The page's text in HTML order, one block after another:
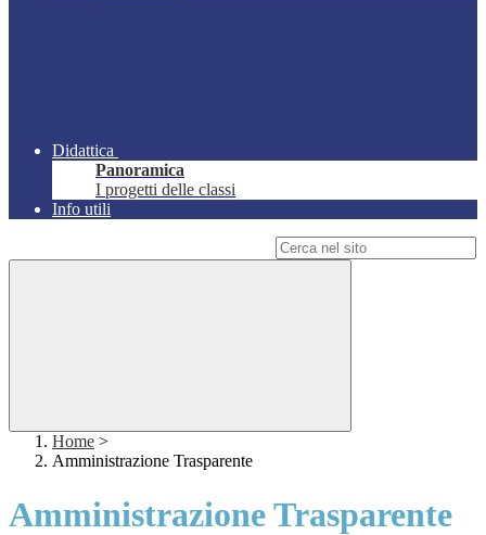
Didattica
Panoramica
I progetti delle classi
Info utili
Home >
Amministrazione Trasparente
Amministrazione Trasparente